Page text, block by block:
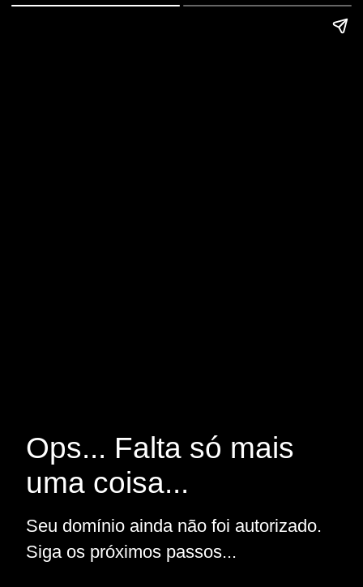
Ops... Falta só mais
uma coisa...
Seu domínio ainda não foi autorizado.
Siga os próximos passos...